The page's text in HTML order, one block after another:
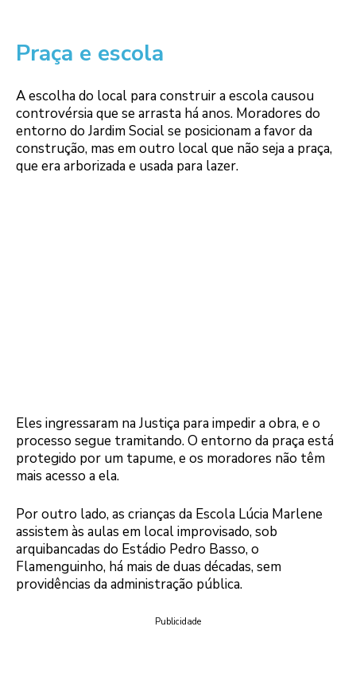
Praça e escola
A escolha do local para construir a escola causou
controvérsia que se arrasta há anos. Moradores do
entorno do Jardim Social se posicionam a favor da
construção, mas em outro local que não seja a praça,
que era arborizada e usada para lazer.
Eles ingressaram na Justiça para impedir a obra, e o
processo segue tramitando. O entorno da praça está
protegido por um tapume, e os moradores não têm
mais acesso a ela.
Por outro lado, as crianças da Escola Lúcia Marlene
assistem às aulas em local improvisado, sob
arquibancadas do Estádio Pedro Basso, o
Flamenguinho, há mais de duas décadas, sem
providências da administração pública.
Publicidade